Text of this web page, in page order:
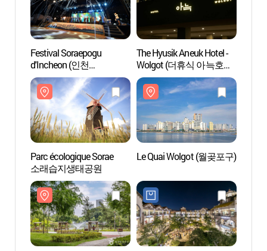
Festival Soraepogu
d'Incheon (인천
소래포구축제)
The Hyusik Aneuk Hotel -
Wolgot (더휴식 아늑호텔
월곶점)
Parc écologique Sorae
소래습지생태공원
Le Quai Wolgot (월곶포구)